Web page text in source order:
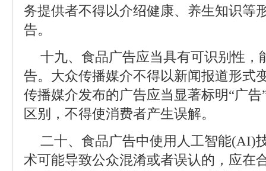
务提供者不得以介绍健康、养生知识等
告。
十九、食品广告应当具有可识别性，
告。大众传播媒介不得以新闻报道形式
传播媒介发布的广告应当显著标明“广
区别，不得使消费者产生误解。
二十、食品广告中使用人工智能(AI)
术可能导致公众混淆或者误认的，应在